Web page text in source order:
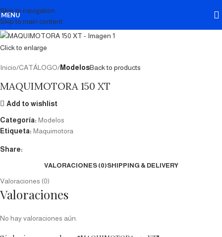
Skip to navigation
Skip to main content
MENU
Click to enlarge
Inicio CATÁLOGO ModelosBack to products
MAQUIMOTORA 150 XT
Add to wishlist
Categoría: Modelos
Etiqueta: Maquimotora
Share:
VALORACIONES (0)SHIPPING & DELIVERY
Valoraciones (0)
Valoraciones
No hay valoraciones aún.